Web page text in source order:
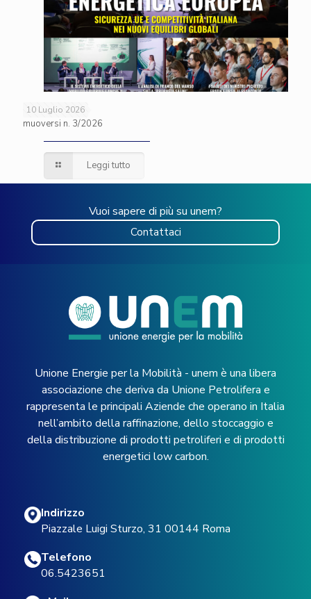
10 Luglio 2026
muoversi n. 3/2026
Leggi tutto
Vuoi sapere di più su unem?
Contattaci
Unione Energie per la Mobilità - unem è una libera
associazione che deriva da Unione Petrolifera e
rappresenta le principali Aziende che operano in Italia
nell’ambito della raffinazione, dello stoccaggio e
della distribuzione di prodotti petroliferi e di prodotti
energetici low carbon.
Indirizzo
Piazzale Luigi Sturzo, 31 00144 Roma
Telefono
06.5423651